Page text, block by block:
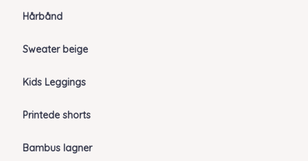
Hårbånd
Sweater beige
Kids Leggings
Printede shorts
Bambus lagner